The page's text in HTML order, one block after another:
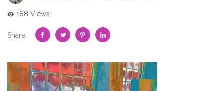
188 Views
Share: